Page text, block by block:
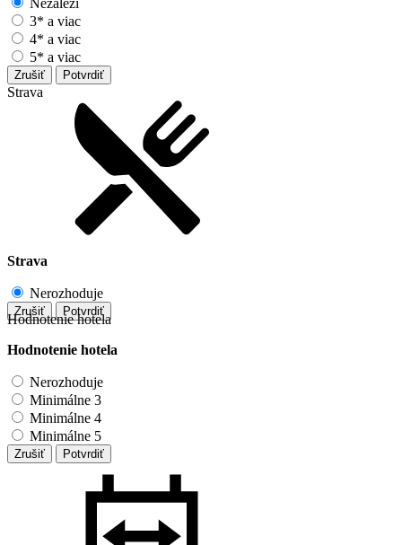
Nezáleží
3* a viac
4* a viac
5* a viac
Zrušiť Potvrdiť
Strava
Strava
Nerozhoduje
Zrušiť Potvrdiť
Hodnotenie hotela
Hodnotenie hotela
Nerozhoduje
Minimálne 3
Minimálne 4
Minimálne 5
Zrušiť Potvrdiť